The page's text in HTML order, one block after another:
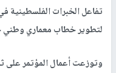
تفاعل الخبرات الفلسطينية
لتطوير خطاب معماري وطني
وتوزعت أعمال المؤتمر